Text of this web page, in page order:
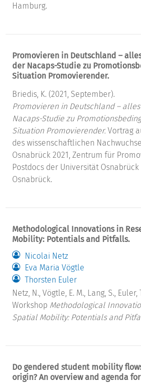
Hamburg.
Promovieren in Deutschland –
der Nacaps-Studie zu
Situation Promovierender.
Briedis, K. (2021, September).
Promovieren in Deutschland –
Nacaps-Studie zu
Situation Promovierender. Vortrag
des wissenschaftlichen
Osnabrück 2021, Zentrum für
Postdocs der Universität Osnabrück
Osnabrück.
Methodological Innovations in
Mobility: Potentials and Pitfalls.
Nicolai Netz
Eva Maria Vögtle
Thorsten Euler
Netz, N., Vögtle, E. M., Lang, S., Euler,
Workshop Methodological
Spatial Mobility: Potentials and
Do gendered student mobility
origin? An overview and agenda